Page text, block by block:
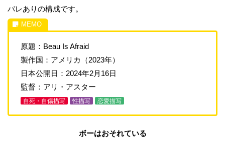
バレありの構成です。
原題：Beau Is Afraid
製作国：アメリカ（2023年）
日本公開日：2024年2月16日
監督：アリ・アスター
自死・自傷描写 性描写 恋愛描写
ボーはおそれている